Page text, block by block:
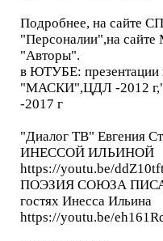
Подробнее, на сайте
"Персоналии",на
"Авторы".
в ЮТУБЕ: презентации
"МАСКИ",ЦДЛ -2012
-2017 г
"Диалог ТВ" Евгения
ИНЕССОЙ ИЛЬИНОЙ
https://youtu.be/
ПОЭЗИЯ СОЮЗА
гостях Инесса Ильина
https://youtu.be/